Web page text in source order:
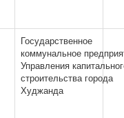
Государственное
коммунальное
Управления
строительства города
Худжанда